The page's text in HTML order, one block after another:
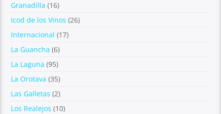
Granadilla (16)
Icod de los Vinos (26)
Internacional (17)
La Guancha (6)
La Laguna (95)
La Orotava (35)
Las Galletas (2)
Los Realejos (10)